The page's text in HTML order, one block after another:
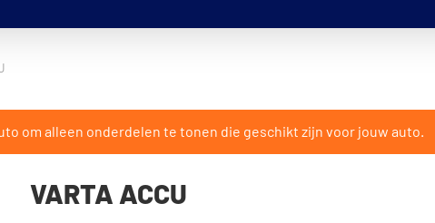
om alleen onderdelen te tonen die geschikt zijn voor jouw auto.
VARTA ACCU